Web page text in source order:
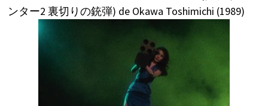
ンター2 裏切りの銃弾) de Okawa Toshimichi (1989)